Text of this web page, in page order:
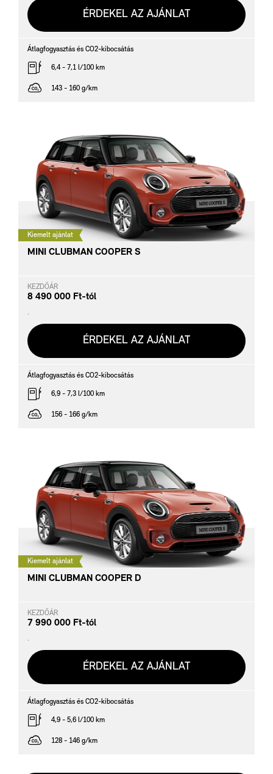
ÉRDEKEL AZ AJÁNLAT
Átlagfogyasztás és CO2-kibocsátás
6,4 - 7,1 l/100 km
143 - 160 g/km
Kiemelt ajánlat
MINI CLUBMAN COOPER S
KEZDŐÁR
8 490 000 Ft-tól
.
ÉRDEKEL AZ AJÁNLAT
Átlagfogyasztás és CO2-kibocsátás
6,9 - 7,3 l/100 km
156 - 166 g/km
Kiemelt ajánlat
MINI CLUBMAN COOPER D
KEZDŐÁR
7 990 000 Ft-tól
.
ÉRDEKEL AZ AJÁNLAT
Átlagfogyasztás és CO2-kibocsátás
4,9 - 5,6 l/100 km
128 - 146 g/km